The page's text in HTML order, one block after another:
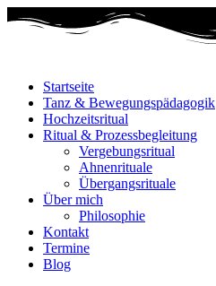
Startseite
Tanz & Bewegungspädagogik
Hochzeitsritual
Ritual & Prozessbegleitung
Vergebungsritual
Ahnenrituale
Übergangsrituale
Über mich
Philosophie
Kontakt
Termine
Blog